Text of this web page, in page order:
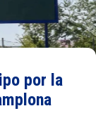
por la